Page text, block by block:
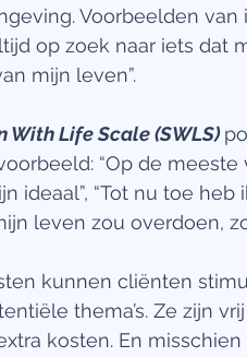
Voorbeelden
op zoek naar iets dat
mijn leven”.
Life Scale (SWLS)
“Op de
ideaal”, “Tot nu toe
leven zou overdoen,
kunnen cliënten
thema’s. Ze zijn
kosten. En